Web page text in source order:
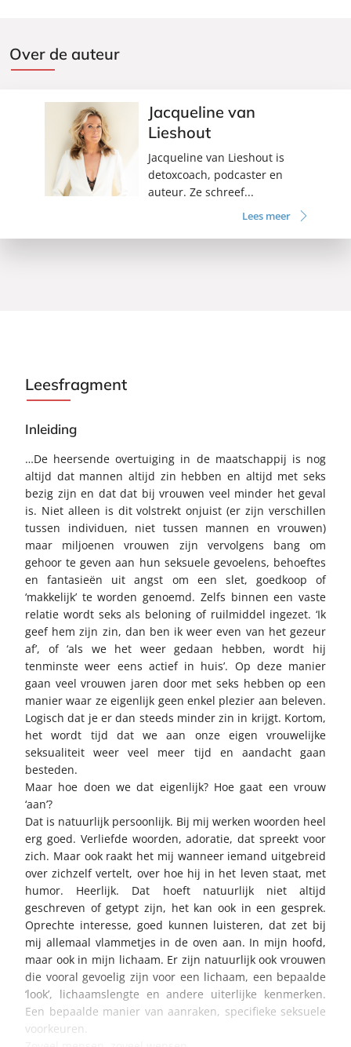
Over de auteur
Jacqueline van
Lieshout
Jacqueline van Lieshout is
detoxcoach, podcaster en
auteur. Ze schreef...
Lees meer
Leesfragment
Inleiding
…De heersende overtuiging in de maatschappij is nog
altijd dat mannen altijd zin hebben en altijd met seks
bezig zijn en dat dat bij vrouwen veel minder het geval
is. Niet alleen is dit volstrekt onjuist (er zijn verschillen
tussen individuen, niet tussen mannen en vrouwen)
maar miljoenen vrouwen zijn vervolgens bang om
gehoor te geven aan hun seksuele gevoelens, behoeftes
en fantasieën uit angst om een slet, goedkoop of
‘makkelijk’ te worden genoemd. Zelfs binnen een vaste
relatie wordt seks als beloning of ruilmiddel ingezet. ‘Ik
geef hem zijn zin, dan ben ik weer even van het gezeur
af’, of ‘als we het weer gedaan hebben, wordt hij
tenminste weer eens actief in huis’. Op deze manier
gaan veel vrouwen jaren door met seks hebben op een
manier waar ze eigenlijk geen enkel plezier aan beleven.
Logisch dat je er dan steeds minder zin in krijgt. Kortom,
het wordt tijd dat we aan onze eigen vrouwelijke
seksualiteit weer veel meer tijd en aandacht gaan
besteden.
Maar hoe doen we dat eigenlijk? Hoe gaat een vrouw
‘aan’?
Dat is natuurlijk persoonlijk. Bij mij werken woorden heel
erg goed. Verliefde woorden, adoratie, dat spreekt voor
zich. Maar ook raakt het mij wanneer iemand uitgebreid
over zichzelf vertelt, over hoe hij in het leven staat, met
humor. Heerlijk. Dat hoeft natuurlijk niet altijd
geschreven of getypt zijn, het kan ook in een gesprek.
Oprechte interesse, goed kunnen luisteren, dat zet bij
mij allemaal vlammetjes in de oven aan. In mijn hoofd,
maar ook in mijn lichaam. Er zijn natuurlijk ook vrouwen
die vooral gevoelig zijn voor een lichaam, een bepaalde
‘look’, lichaamslengte en andere uiterlijke kenmerken.
Een bepaalde manier van aanraken, specifieke seksuele
voorkeuren.